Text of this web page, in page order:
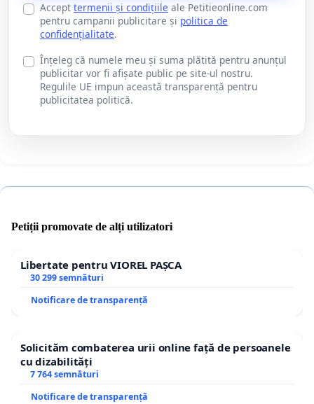
Accept termenii și condițiile ale Petitieonline.com
pentru campanii publicitare și politica de
confidențialitate.
Înțeleg că numele meu și suma plătită pentru anunțul
publicitar vor fi afișate public pe site-ul nostru.
Regulile UE impun această transparență pentru
publicitatea politică.
Petiții promovate de alți utilizatori
Libertate pentru VIOREL PAȘCA
30 299 semnături
Notificare de transparență
Solicităm combaterea urii online față de persoanele
cu dizabilități
7 764 semnături
Notificare de transparență